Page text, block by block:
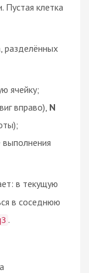
Пустая клетка
разделённых
ячейку;
вправо), N
выполнения
в текущую
в соседнюю
.